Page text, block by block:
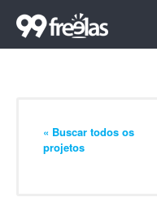
« Buscar todos os
projetos